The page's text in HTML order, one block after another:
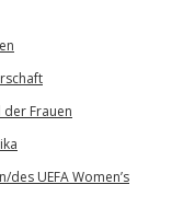
Frauen
UEFA Women’s